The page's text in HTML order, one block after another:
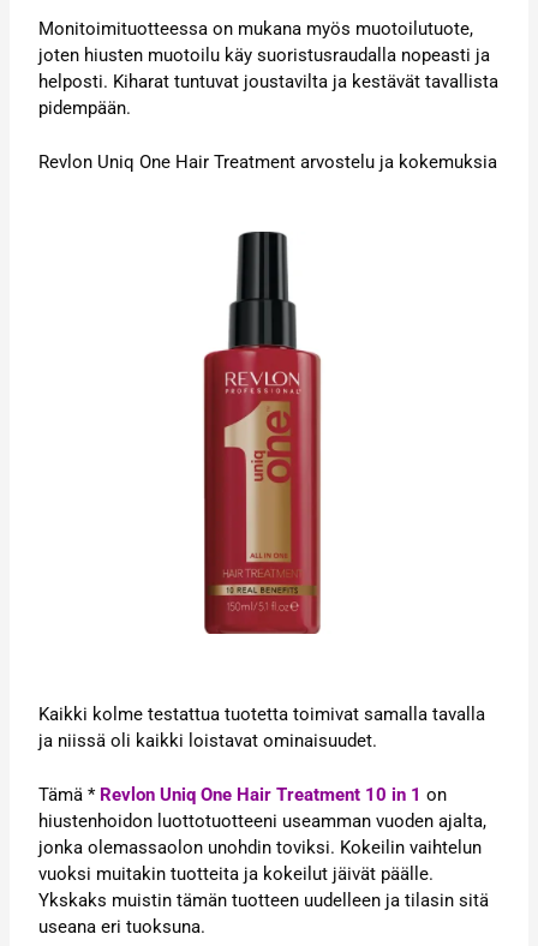
Monitoimituotteessa on mukana myös muotoilutuote,
joten hiusten muotoilu käy suoristusraudalla nopeasti ja
helposti. Kiharat tuntuvat joustavilta ja kestävät tavallista
pidempään.
Revlon Uniq One Hair Treatment arvostelu ja kokemuksia
Kaikki kolme testattua tuotetta toimivat samalla tavalla
ja niissä oli kaikki loistavat ominaisuudet.
Tämä * Revlon Uniq One Hair Treatment 10 in 1 on
hiustenhoidon luottotuotteeni useamman vuoden ajalta,
jonka olemassaolon unohdin toviksi. Kokeilin vaihtelun
vuoksi muitakin tuotteita ja kokeilut jäivät päälle.
Ykskaks muistin tämän tuotteen uudelleen ja tilasin sitä
useana eri tuoksuna.